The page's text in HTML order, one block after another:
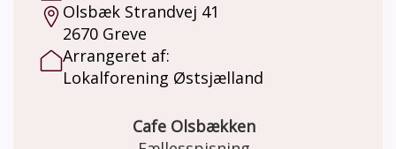
Olsbæk Strandvej 41
2670 Greve
Arrangeret af:
Lokalforening Østsjælland
Cafe Olsbækken